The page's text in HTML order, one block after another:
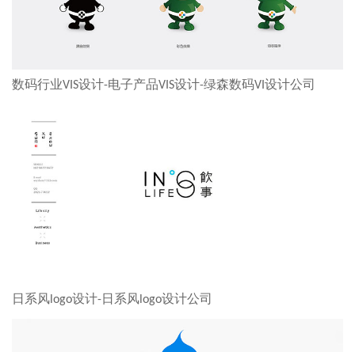
数码行业VIS设计-电子产品VIS设计-绿森数码VI设计公司
日系风logo设计-日系风logo设计公司